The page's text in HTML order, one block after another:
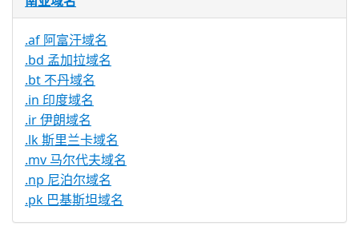
.af 阿富汗域名
.bd 孟加拉域名
.bt 不丹域名
.in 印度域名
.ir 伊朗域名
.lk 斯里兰卡域名
.mv 马尔代夫域名
.np 尼泊尔域名
.pk 巴基斯坦域名